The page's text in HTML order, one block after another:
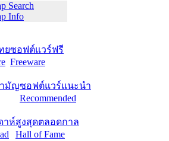
Search
Info
ยซอฟต์แวร์ฟรี
Freeware
มัญซอฟต์แวร์แนะนำ
Recommended
าห์สูงสุดตลอดกาล
Hall of Fame